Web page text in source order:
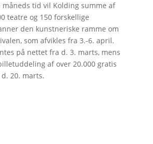
måneds tid vil Kolding summe af
teatre og 150 forskellige
den kunstneriske ramme om
som afvikles fra 3.-6. april.
på nettet fra d. 3. marts, mens
af over 20.000 gratis
20. marts.